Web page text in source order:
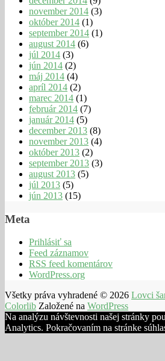
november 2014 (3)
október 2014 (1)
september 2014 (1)
august 2014 (6)
júl 2014 (3)
jún 2014 (2)
máj 2014 (4)
apríl 2014 (2)
marec 2014 (1)
február 2014 (7)
január 2014 (5)
december 2013 (8)
november 2013 (4)
október 2013 (2)
september 2013 (3)
august 2013 (5)
júl 2013 (5)
jún 2013 (15)
Meta
Prihlásiť sa
Feed záznamov
RSS feed komentárov
WordPress.org
Všetky práva vyhradené © 2026 Lovci
Colorlib Založené na WordPress
Na analýzu návštevnosti našej stránky
Analytics. Pokračovaním na stránke